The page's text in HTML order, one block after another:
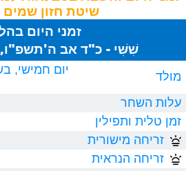
שיטת חזון שמים
זמני היום
שִׁשִּׁי - כ"ד אב ה'תשפ"ו, 07/08/2026
מולד
עלות השחר
זמן טלית ותפילין
זריחה מישורית
זריחה הנראית